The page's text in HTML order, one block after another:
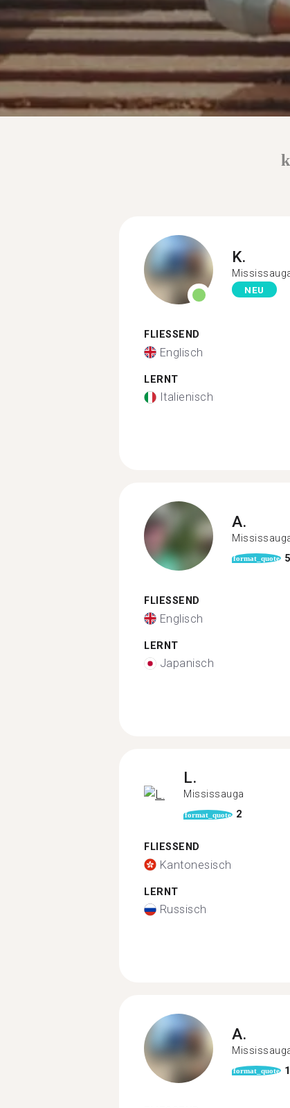
K.
NEU
FLIESSEND
Englisch
LERNT
Italienisch
A.
format_quote 5
FLIESSEND
Englisch
LERNT
Japanisch
L.
Mississauga
format_quote 2
FLIESSEND
Kantonesisch
LERNT
Russisch
A.
format_quote